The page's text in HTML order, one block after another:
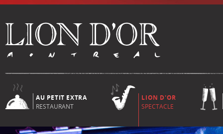
AU PETIT EXTRA
RESTAURANT
LION D'OR
SPECTACLE